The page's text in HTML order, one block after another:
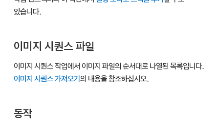
있습니다.
이미지 시퀀스 파일
이미지 시퀀스 작업에서 이미지 파일의 순서대로 나열된 목록입니다.
이미지 시퀀스 가져오기의 내용을 참조하십시오.
동작